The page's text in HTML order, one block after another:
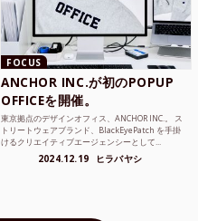
FOCUS
ANCHOR INC.が初のPOPUP
OFFICEを開催。
東京拠点のデザインオフィス、ANCHOR INC.。 ス
トリートウェアブランド、BlackEyePatch を手掛
けるクリエイティブエージェンシーとして...
2024.12.19 ヒラバヤシ